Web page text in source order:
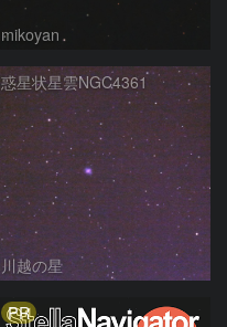
mikoyan
惑星状星雲NGC4361
川越の星
PR